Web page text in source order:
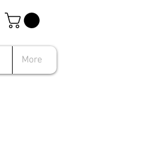
More